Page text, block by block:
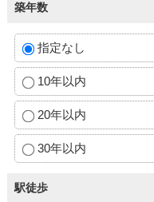
築年数
指定なし
10年以内
20年以内
30年以内
駅徒歩